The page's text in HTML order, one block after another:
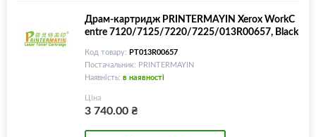
Драм-картридж PRINTERMAYIN Xerox WorkC
entre 7120/7125/7220/7225/013R00657, Black
Код товару: PT013R00657
Постачальник: PRINTERMAYIN
Наявність: в наявності
Ціна
3 740.00₴